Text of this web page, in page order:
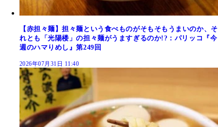
【赤担々麺】担々麺という食べものがそもそもうまいのか、そ
れとも「光陽楼」の担々麺がうますぎるのか!?：パリッコ『今
週のハマりめし』第249回
2026年07月31日 11:40